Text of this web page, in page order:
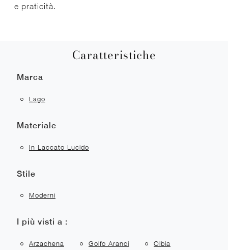
e praticità.
Caratteristiche
Marca
Lago
Materiale
In Laccato Lucido
Stile
Moderni
I più visti a :
Arzachena Golfo Aranci Olbia